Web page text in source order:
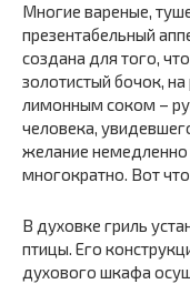
Многие вареные,
презентабельный
создана для того,
золотистый бочок,
лимонным соком –
человека,
желание немедленно
многократно. Вот
В духовке гриль
птицы. Его
духового шкафа